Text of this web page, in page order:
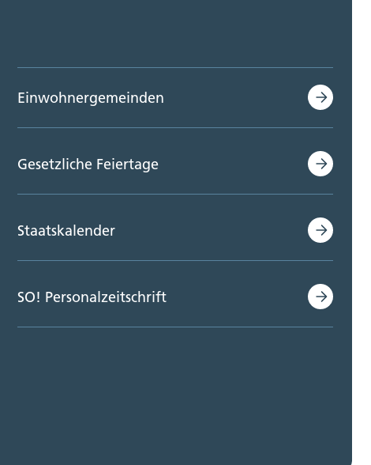
Einwohnergemeinden
Gesetzliche Feiertage
Staatskalender
SO! Personalzeitschrift